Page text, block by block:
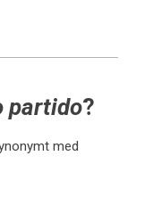
partido?
med